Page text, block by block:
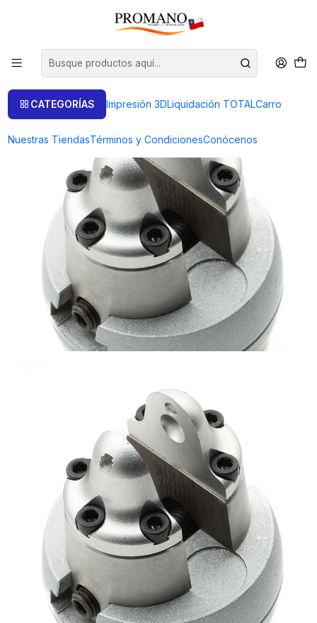
CATEGORÍAS Impresión 3DLiquidación TOTALCarro
Nuestras TiendasTérminos y CondicionesConócenos
Inicio Art. de Engaste
BOLA DE ENGASTE MINI CON ACCESORIOS